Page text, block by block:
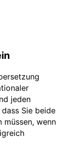
jeden
Sie beide
müssen, wenn